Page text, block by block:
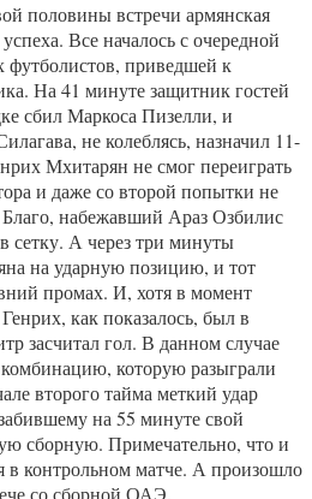
половины встречи армянская
Все началось с очередной
приведшей к
На 41 минуте защитник гостей
сбил Маркоса Пизелли, и
не колеблясь, назначил 11-
Мхитарян не смог переиграть
и даже со второй попытки не
набежавший Араз Озбилис
сетку. А через три минуты
на ударную позицию, и тот
промах. И, хотя в момент
как показалось, был в
засчитал гол. В данном случае
которую разыграли
второго тайма меткий удар
на 55 минуте свой
сборную. Примечательно, что и
в контрольном матче. А произошло
со сборной ОАЭ.